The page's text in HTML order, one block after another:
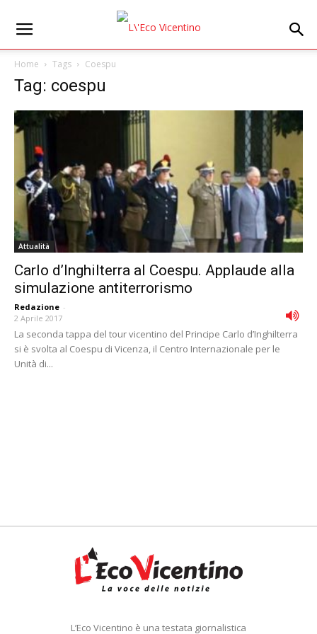
Home Tags Coespu
Tag: coespu
Attualità
Carlo d’Inghilterra al Coespu. Applaude alla
simulazione antiterrorismo
Redazione -
2 Aprile 2017
La seconda tappa del tour vicentino del Principe Carlo d’Inghilterra
si è svolta al Coespu di Vicenza, il Centro Internazionale per le
Unità di...
L’Eco Vicentino è una testata giornalistica